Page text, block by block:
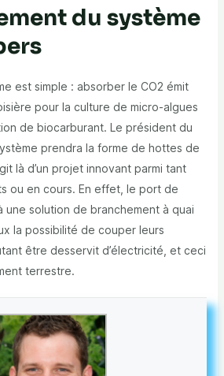
du système
est simple : absorber le CO2 émit
pour la culture de micro-algues
de biocarburant. Le président du
prendra la forme de hottes de
là d’un projet innovant parmi tant
ou en cours. En effet, le port de
une solution de branchement à quai
la possibilité de couper leurs
être desservit d’électricité, et ceci
terrestre.